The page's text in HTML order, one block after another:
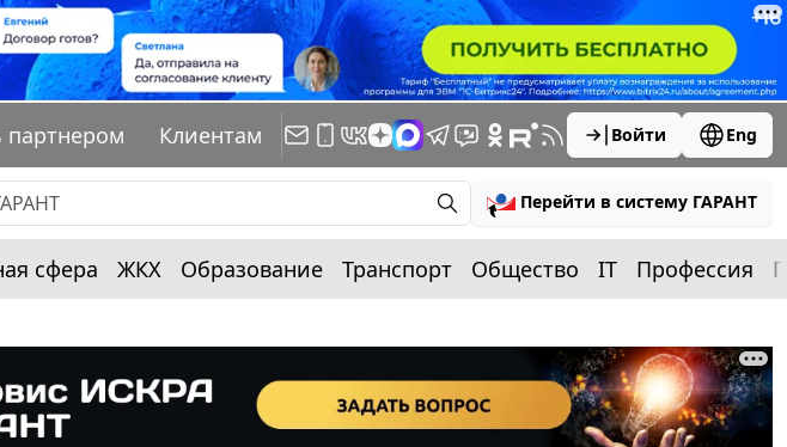
партнером Клиентам Войти Eng
Перейти в систему ГАРАНТ
сфера ЖКХ Образование Транспорт Общество IT Профессия